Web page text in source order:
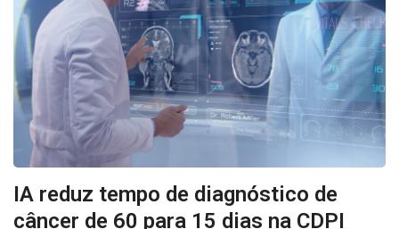
IA reduz tempo de diagnóstico de
câncer de 60 para 15 dias na CDPI